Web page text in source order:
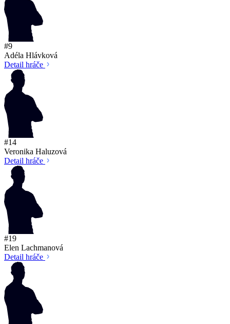
#9
Adéla Hlávková
Detail hráče
#14
Veronika Haluzová
Detail hráče
#19
Elen Lachmanová
Detail hráče